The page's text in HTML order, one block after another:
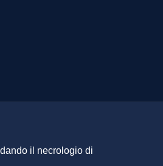
il necrologio di